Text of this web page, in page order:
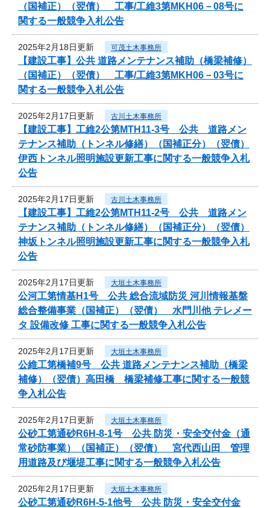
（国補正）（翌債） 工事/工維3第MKH06－08号に
関する一般競争入札公告
2025年2月18日更新 可茂土木事務所
【建設工事】公共 道路メンテナンス補助（橋梁補修）
（国補正）（翌債） 工事/工維3第MKH06－03号に
関する一般競争入札公告
2025年2月17日更新 古川土木事務所
【建設工事】工維2公第MTH11-3号 公共 道路メン
テナンス補助（トンネル修繕）（国補正分）（翌債）
伊西トンネル照明施設更新工事に関する一般競争入札
公告
2025年2月17日更新 古川土木事務所
【建設工事】工維2公第MTH11-2号 公共 道路メン
テナンス補助（トンネル修繕）（国補正分）（翌債）
神坂トンネル照明施設更新工事に関する一般競争入札
公告
2025年2月17日更新 大垣土木事務所
公河工第情基H1号 公共 総合流域防災 河川情報基盤
総合整備事業（国補正）（翌債） 水門川他 テレメー
タ 設備改修 工事に関する一般競争入札公告
2025年2月17日更新 大垣土木事務所
公維工第橋補9号 公共 道路メンテナンス補助（橋梁
補修）（翌債）高田橋 橋梁補修工事に関する一般競
争入札公告
2025年2月17日更新 大垣土木事務所
公砂工第通砂R6H-8-1号 公共 防災・安全交付金（通
常砂防事業）（国補正）（翌債） 宮代西山田 管理
用道路及び堰堤工事に関する一般競争入札公告
2025年2月17日更新 大垣土木事務所
公砂工第通砂R6H-5-1他号 公共 防災・安全交付金